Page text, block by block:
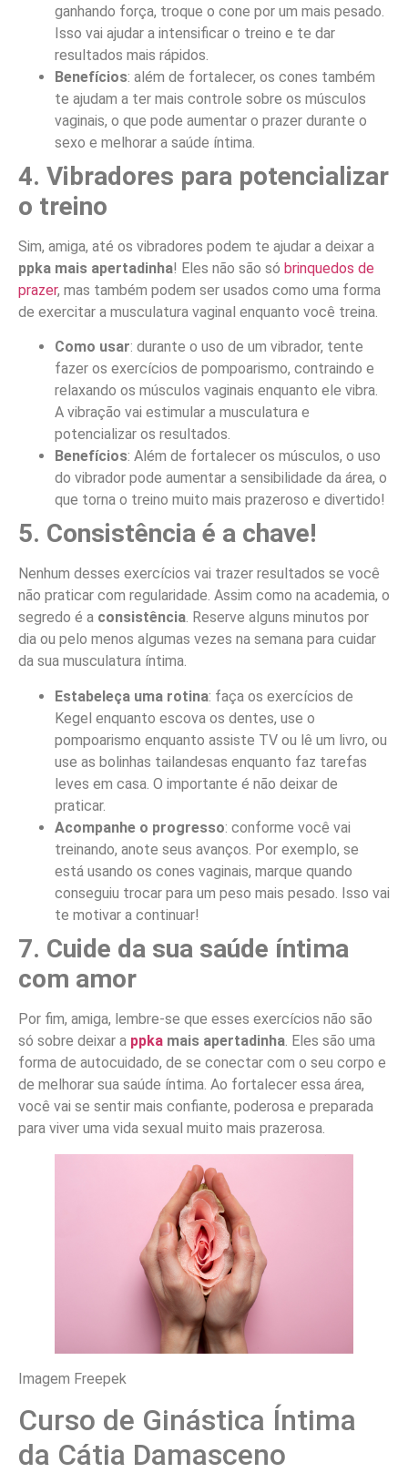
ganhando força, troque o cone por um mais pesado.
Isso vai ajudar a intensificar o treino e te dar
resultados mais rápidos.
Benefícios: além de fortalecer, os cones também
te ajudam a ter mais controle sobre os músculos
vaginais, o que pode aumentar o prazer durante o
sexo e melhorar a saúde íntima.
4. Vibradores para potencializar
o treino
Sim, amiga, até os vibradores podem te ajudar a deixar a
ppka mais apertadinha! Eles não são só brinquedos de
prazer, mas também podem ser usados como uma forma
de exercitar a musculatura vaginal enquanto você treina.
Como usar: durante o uso de um vibrador, tente
fazer os exercícios de pompoarismo, contraindo e
relaxando os músculos vaginais enquanto ele vibra.
A vibração vai estimular a musculatura e
potencializar os resultados.
Benefícios: Além de fortalecer os músculos, o uso
do vibrador pode aumentar a sensibilidade da área, o
que torna o treino muito mais prazeroso e divertido!
5. Consistência é a chave!
Nenhum desses exercícios vai trazer resultados se você
não praticar com regularidade. Assim como na academia, o
segredo é a consistência. Reserve alguns minutos por
dia ou pelo menos algumas vezes na semana para cuidar
da sua musculatura íntima.
Estabeleça uma rotina: faça os exercícios de
Kegel enquanto escova os dentes, use o
pompoarismo enquanto assiste TV ou lê um livro, ou
use as bolinhas tailandesas enquanto faz tarefas
leves em casa. O importante é não deixar de
praticar.
Acompanhe o progresso: conforme você vai
treinando, anote seus avanços. Por exemplo, se
está usando os cones vaginais, marque quando
conseguiu trocar para um peso mais pesado. Isso vai
te motivar a continuar!
7. Cuide da sua saúde íntima
com amor
Por fim, amiga, lembre-se que esses exercícios não são
só sobre deixar a ppka mais apertadinha. Eles são uma
forma de autocuidado, de se conectar com o seu corpo e
de melhorar sua saúde íntima. Ao fortalecer essa área,
você vai se sentir mais confiante, poderosa e preparada
para viver uma vida sexual muito mais prazerosa.
Imagem Freepek
Curso de Ginástica Íntima
da Cátia Damasceno